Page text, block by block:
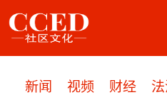
新闻 视频 财经